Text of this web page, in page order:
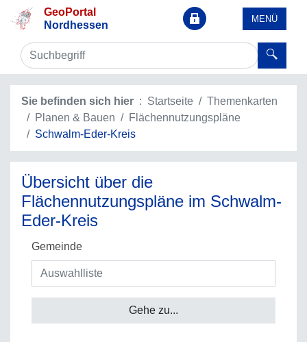
GeoPortal
Nordhessen
MENÜ
Sie befinden sich hier Startseite
Themenkarten
Planen & Bauen
Flächennutzungspläne
Schwalm-Eder-Kreis
Übersicht über die
Flächennutzungspläne im Schwalm-
Eder-Kreis
Gemeinde
Gehe zu...